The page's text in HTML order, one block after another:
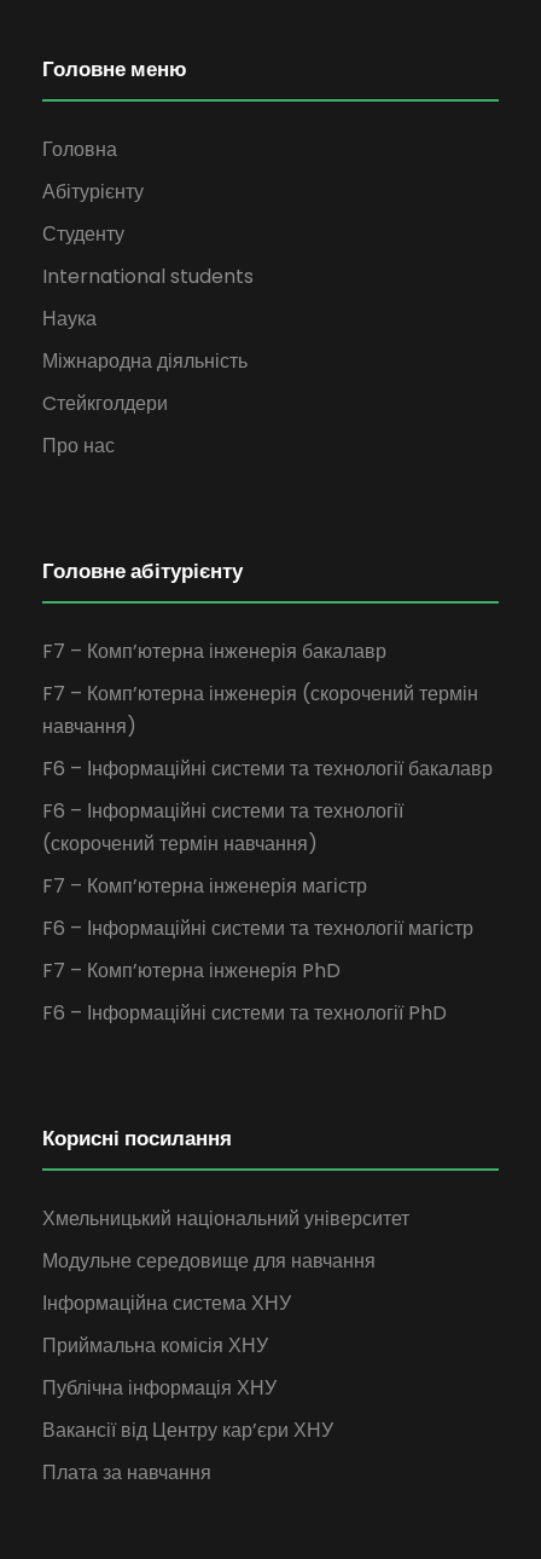
Головне меню
Головна
Абітурієнту
Студенту
International students
Наука
Міжнародна діяльність
Cтейкголдери
Про нас
Головне абітурієнту
F7 – Комп’ютерна інженерія бакалавр
F7 – Комп’ютерна інженерія (скорочений термін
навчання)
F6 – Інформаційні системи та технології бакалавр
F6 – Інформаційні системи та технології
(скорочений термін навчання)
F7 – Комп’ютерна інженерія магістр
F6 – Інформаційні системи та технології магістр
F7 – Комп’ютерна інженерія PhD
F6 – Інформаційні системи та технології PhD
Корисні посилання
Хмельницький національний університет
Модульне середовище для навчання
Інформаційна система ХНУ
Приймальна комісія ХНУ
Публічна інформація ХНУ
Вакансії від Центру кар’єри ХНУ
Плата за навчання